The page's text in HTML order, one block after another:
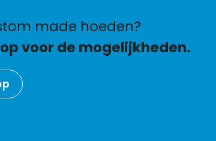
made hoeden?
voor de mogelijkheden.